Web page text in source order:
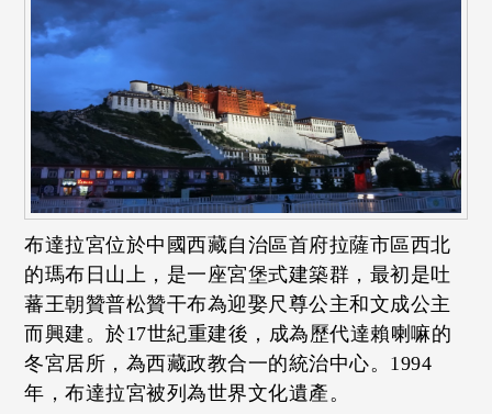
布達拉宮位於中國西藏自治區首府拉薩市區西北
的瑪布日山上，是一座宮堡式建築群，最初是吐
蕃王朝贊普松贊干布為迎娶尺尊公主和文成公主
而興建。於17世紀重建後，成為歷代達賴喇嘛的
冬宮居所，為西藏政教合一的統治中心。1994
年，布達拉宮被列為世界文化遺產。